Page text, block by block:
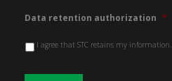
Data retention authorization *
I agree that STC retains my information.